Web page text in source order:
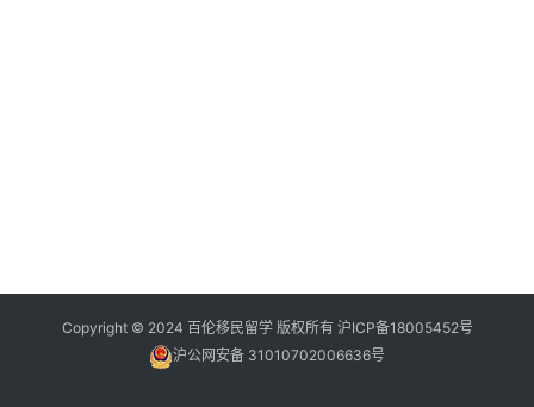
Copyright © 2024 百伦移民留学 版权所有 沪ICP备18005452号
沪公网安备 31010702006636号